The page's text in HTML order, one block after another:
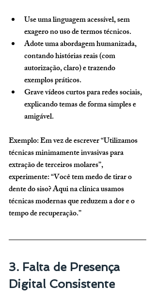
Use uma linguagem acessível, sem
exagero no uso de termos técnicos.
Adote uma abordagem humanizada,
contando histórias reais (com
autorização, claro) e trazendo
exemplos práticos.
Grave vídeos curtos para redes sociais,
explicando temas de forma simples e
amigável.
Exemplo: Em vez de escrever “Utilizamos
técnicas minimamente invasivas para
extração de terceiros molares”,
experimente: “Você tem medo de tirar o
dente do siso? Aqui na clínica usamos
técnicas modernas que reduzem a dor e o
tempo de recuperação.”
3. Falta de Presença
Digital Consistente